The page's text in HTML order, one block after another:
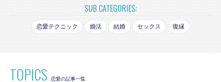
SUB CATEGORIES:
恋愛テクニック 婚活 結婚 セックス 復縁
TOPICS 恋愛の記事一覧